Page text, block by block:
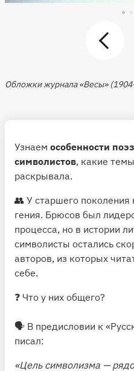
Обложки журнала «Весы»
Узнаем особенности
символистов, какие
раскрывала.
👥 У старшего поколения
гения. Брюсов был
процесса, но в истории
символисты остались
авторов, из которых
себе.
❓ Что у них общего?
🗣 В предисловии к
писал:
«Цель символизма —